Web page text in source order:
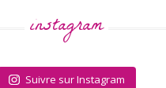
instagram
Suivre sur Instagram